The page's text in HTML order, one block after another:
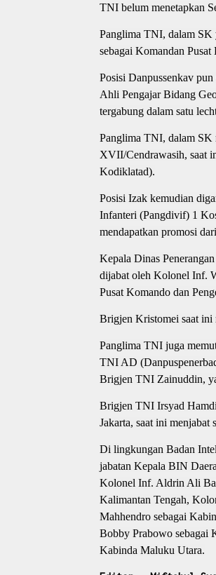
TNI belum menetapkan
Panglima TNI, dalam SK
sebagai Komandan
Posisi Danpussenkav
Ahli Pengajar Bidang
tergabung dalam satu
Panglima TNI, dalam SK
XVII/Cendrawasih, saat
Kodiklatad).
Posisi Izak kemudian
Infanteri (Pangdivif) 1
mendapatkan promosi
Kepala Dinas
dijabat oleh Kolonel Inf.
Pusat Komando dan
Brigjen Kristomei saat ini
Panglima TNI juga
TNI AD
Brigjen TNI Zainuddin,
Brigjen TNI Irsyad
Jakarta, saat ini
Di lingkungan Badan
jabatan Kepala BIN
Kolonel Inf. Aldrin Ali
Kalimantan Tengah,
Mahhendro sebagai
Bobby Prabowo sebagai
Kabinda Maluku Utara.